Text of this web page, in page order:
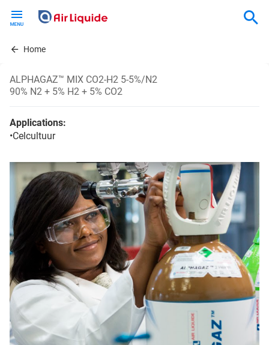
contentHome
ALPHAGAZ™ MIX CO2-H2 5-5%/N2
90% N2 + 5% H2 + 5% CO2
Applications:
•Celcultuur